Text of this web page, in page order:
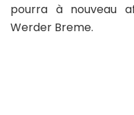
pourra à nouveau
Werder Breme.